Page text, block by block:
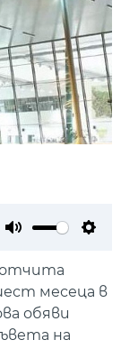
отчита
месеца в
обяви
на